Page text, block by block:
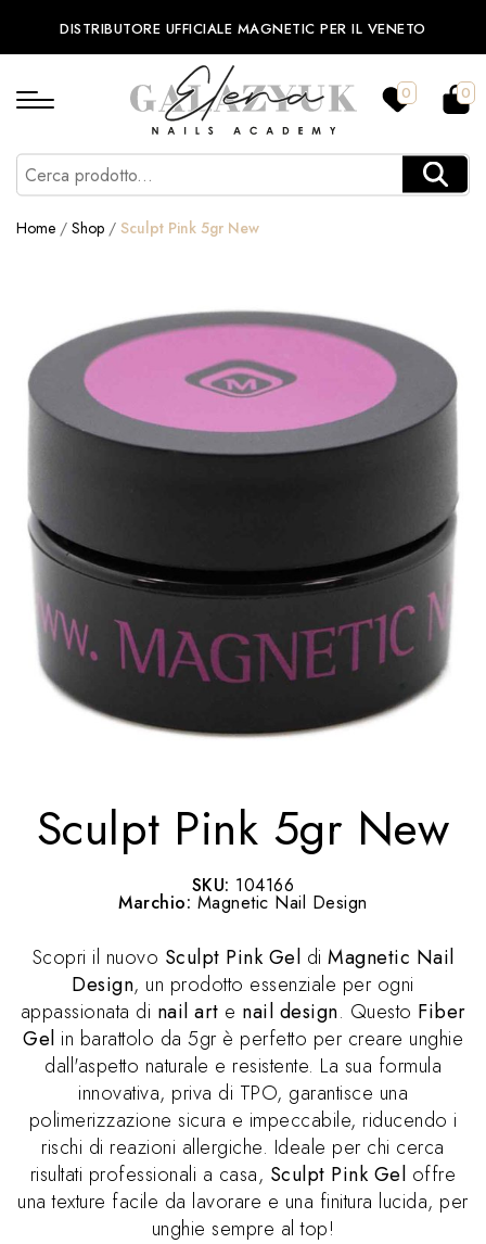
DISTRIBUTORE UFFICIALE MAGNETIC PER IL VENETO
0 0
Home / Shop / Sculpt Pink 5gr New
Sculpt Pink 5gr New
SKU: 104166
Marchio: Magnetic Nail Design
Scopri il nuovo Sculpt Pink Gel di Magnetic Nail
Design, un prodotto essenziale per ogni
appassionata di nail art e nail design. Questo Fiber
Gel in barattolo da 5gr è perfetto per creare unghie
dall'aspetto naturale e resistente. La sua formula
innovativa, priva di TPO, garantisce una
polimerizzazione sicura e impeccabile, riducendo i
rischi di reazioni allergiche. Ideale per chi cerca
risultati professionali a casa, Sculpt Pink Gel offre
una texture facile da lavorare e una finitura lucida, per
unghie sempre al top!